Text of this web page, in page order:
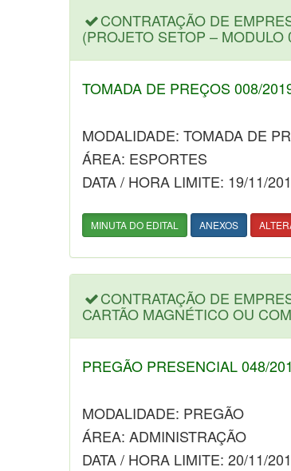
CONTRATAÇÃO DE
(PROJETO SETOP –
TOMADA DE PREÇOS 008/
MODALIDADE: TOMADA DE
ÁREA: ESPORTES
DATA / HORA LIMITE: 19/11/
MINUTA DO EDITAL ANEXOS
CONTRATAÇÃO DE
CARTÃO MAGNÉTICO OU
PREGÃO PRESENCIAL 048/
MODALIDADE: PREGÃO
ÁREA: ADMINISTRAÇÃO
DATA / HORA LIMITE: 20/11/